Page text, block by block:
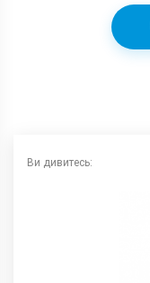
Ви дивитесь: